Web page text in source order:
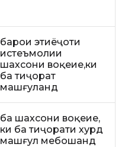
барои эҳтиёҷоти
истеъмолии
шахсони воқеие,ки
ба тиҷорат
машғуланд
ба шахсони воқеие,
ки ба тиҷорати хурд
машғул мебошанд